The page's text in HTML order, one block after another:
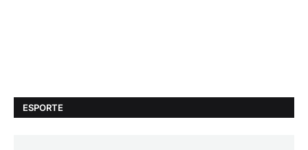
ESPORTE